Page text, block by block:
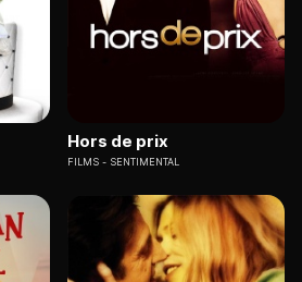
Hors de prix
FILMS SENTIMENTAL